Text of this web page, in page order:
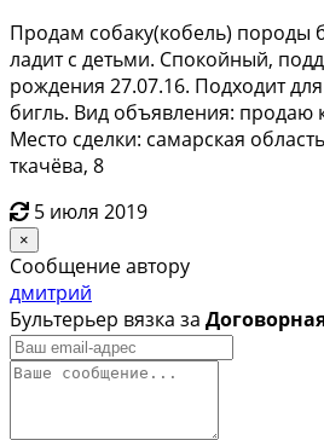
Продам собаку(кобель) породы
ладит с детьми. Спокойный,
рождения 27.07.16. Подходит
бигль. Вид объявления: продаю
Место сделки: самарская
ткачёва, 8
5 июля 2019
×
Сообщение автору
дмитрий
Бультерьер вязка за